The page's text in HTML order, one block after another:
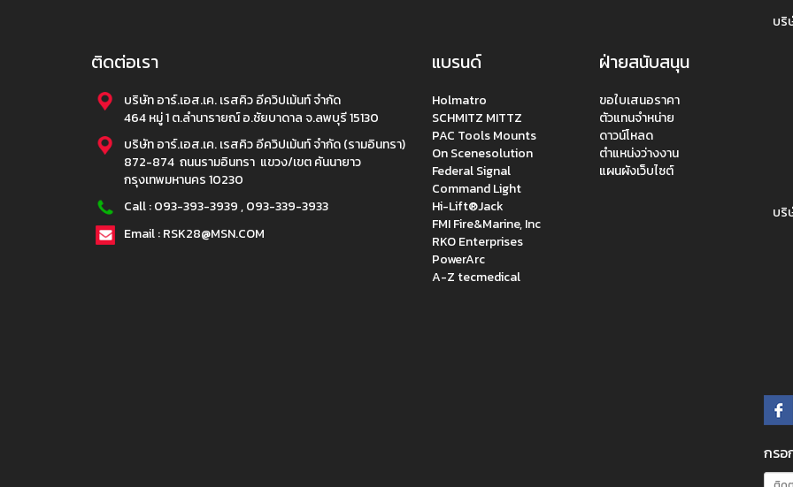
ติดต่อเรา
บริษัท อาร์.เอส.เค. เรสคิว อีควิปเม้นท์ จำกัด
464 หมู่ 1 ต.ลำนารายณ์ อ.ชัยบาดาล จ.ลพบุรี 15130
บริษัท อาร์.เอส.เค. เรสคิว อีควิปเม้นท์ จำกัด (รามอินทรา)
872-874 ถนนรามอินทรา แขวง/เขต คันนายาว
กรุงเทพมหานคร 10230
Call :093-393-3939,093-339-3933
Email : RSK28@MSN.COM
แบรนด์
Holmatro
SCHMITZ MITTZ
PAC Tools Mounts
On Scenesolution
Federal Signal
Command Light
Hi-Lift®Jack
FMI Fire&Marine, Inc
RKO Enterprises
PowerArc
A-Z tecmedical
ฝ่ายสนับสนุน
ขอใบเสนอราคา
ตัวแทนจำหน่าย
ดาวน์โหลด
ตำแหน่งว่างงาน
แผนผังเว็บไซต์
บริ
บริ
กรอ